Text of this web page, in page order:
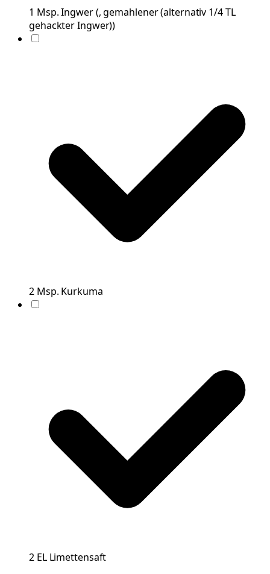
1 Msp.Ingwer(, gemahlener (alternativ 1/4 TL
gehackter Ingwer))
2 Msp. Kurkuma
2 EL Limettensaft